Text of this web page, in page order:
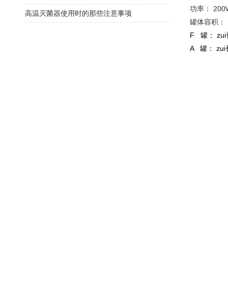
功率：
罐体容积：
F 罐： zui
A 罐： zui
高温灭菌器使用时的那些注意事项